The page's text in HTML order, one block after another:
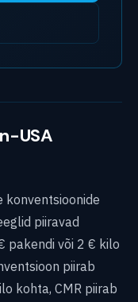
USA
konventsioonide
piiravad
pakendi või 2 € kilo
piirab
kohta, CMR piirab